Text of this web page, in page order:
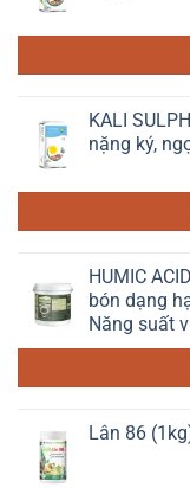
KALI
nặng ký,
HUMIC
bón dạng
Năng suất
Lân 86